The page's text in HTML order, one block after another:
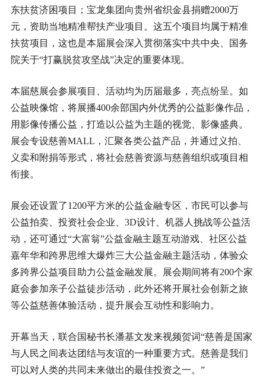
东扶贫济困项目；宝龙集团向贵州省织金县捐赠2000万
元，资助当地精准帮扶产业项目。这五个项目均属于精准
扶贫项目，这也是本届展会深入贯彻落实中共中央、国务
院关于“打赢脱贫攻坚战”决定的重要体现。
本届慈展会参展项目、活动均为历届最多，亮点纷呈。如
公益映像馆，将展播400余部国内外优秀的公益影像作品，
用影像传播公益，打造以公益为主题的视觉、影像盛典。
展会专设慈善MALL，汇聚各类公益产品，并通过义拍、
义卖和附捐等形式，将社会慈善资源与慈善组织或项目相
衔接。
展会还设置了1200平方米的公益金融专区，市民可以参与
公益拍卖、投资社会企业、3D设计、机器人挑战等公益活
动，还可通过“大富翁”公益金融主题互动游戏、社区公益
嘉年华和跨界思维大爆炸三大公益金融主题活动，体验众
多跨界公益项目助力公益金融发展。展会期间将有200个家
庭会参加亲子公益徒步活动，此外还将开展社会创新之旅
等公益慈善体验活动，提升展会互动性和影响力。
开幕当天，联合国秘书长潘基文发来视频贺词“慈善是国家
与人民之间表达团结与友谊的一种重要方式。慈善是我们
可以对人类的共同未来做出的最佳投资之一。”